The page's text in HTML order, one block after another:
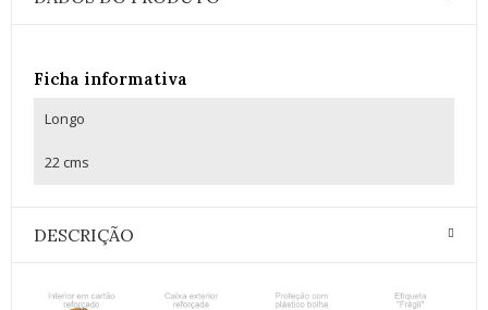
Ficha informativa
Longo
22 cms
DESCRIÇÃO